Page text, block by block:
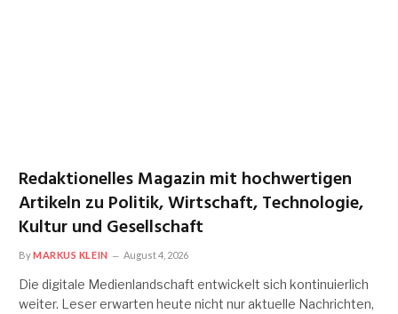
Redaktionelles Magazin mit hochwertigen
Artikeln zu Politik, Wirtschaft, Technologie,
Kultur und Gesellschaft
ByMARKUS KLEIN August 4, 2026
Die digitale Medienlandschaft entwickelt sich kontinuierlich
weiter. Leser erwarten heute nicht nur aktuelle Nachrichten,